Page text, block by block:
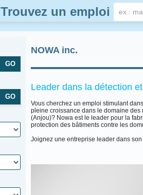
Trouvez un emploi
NOWA inc.
Leader dans la détection
Vous cherchez un emploi stimulant
pleine croissance dans le domaine
(Anjou)? Nowa est le leader pour la
protection des bâtiments contre les
Joignez une entreprise leader dans